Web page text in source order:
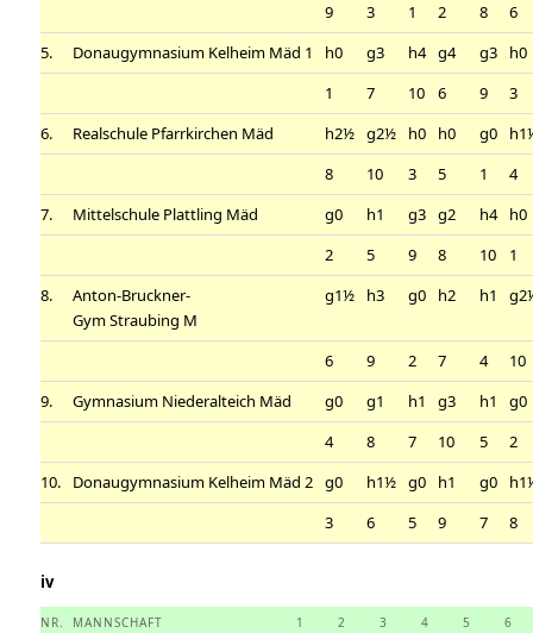
9
3 1 2 8
6
5.
Donaugymnasium Kelheim Mäd 1 h0 g3 h4 g4 g3
h0
1
7 10 6 9
3
6.
Realschule Pfarrkirchen Mäd h2½ g2½ h0 h0 g0
8
10 3 5 1
4
7.
Mittelschule Plattling Mäd g0 h1 g3 g2 h4
h0
2
5 9 8 10
1
8.
Anton-Bruckner-
Gym Straubing M
g1½ h3 g0 h2 h1
6 9 2 7 4
10
9.
Gymnasium Niederalteich Mäd g0 g1 h1 g3 h1
g0
4
8 7 10 5
2
10.
Donaugymnasium Kelheim Mäd 2 g0 h1½ g0 h1 g0
3
6 5 9 7 8
iv
NR. MANNSCHAFT 1 2 3 4 5 6